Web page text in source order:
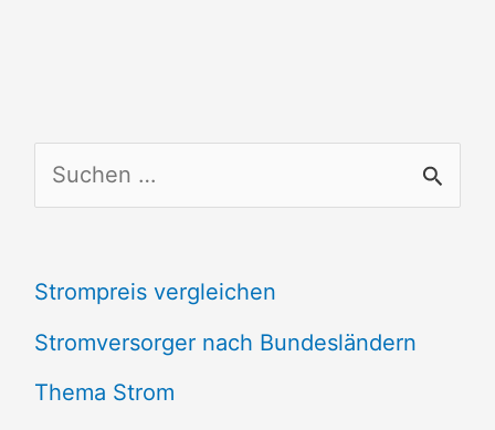
u
h
e
n
Strompreis vergleichen
Stromversorger nach Bundesländern
Thema Strom